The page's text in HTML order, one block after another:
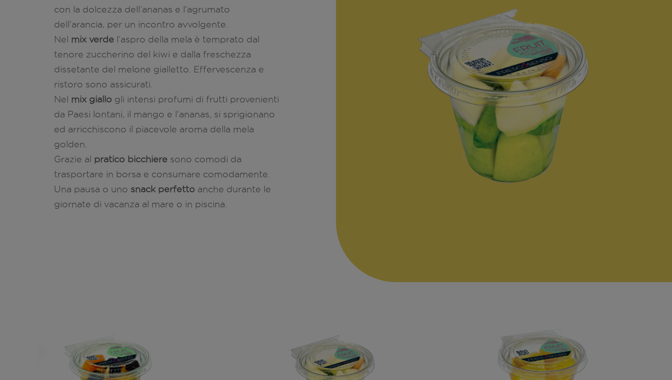
con la dolcezza dell’ananas e l’agrumato
dell’arancia, per un incontro avvolgente.
Nel mix verdel’aspro della mela è temprato dal
tenore zuccherino del kiwi e dalla freschezza
dissetante del melone gialletto. Effervescenza e
ristoro sono assicurati.
Nel mix giallo gli intensi profumi di frutti provenienti
da Paesi lontani, il mango e l’ananas, si sprigionano
ed arricchiscono il piacevole aroma della mela
golden.
Grazie al pratico bicchiere sono comodi da
trasportare in borsa e consumare comodamente.
Una pausa o uno snack perfetto anche durante le
giornate di vacanza al mare o in piscina.